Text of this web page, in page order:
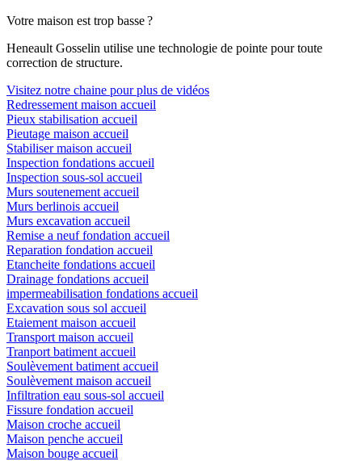
Votre maison est trop basse ?
Heneault Gosselin utilise une technologie de pointe pour toute
correction de structure.
Visitez notre chaine pour plus de vidéos
Redressement maison accueil
Pieux stabilisation accueil
Pieutage maison accueil
Stabiliser maison accueil
Inspection fondations accueil
Inspection sous-sol accueil
Murs soutenement accueil
Murs berlinois accueil
Murs excavation accueil
Remise a neuf fondation accueil
Reparation fondation accueil
Etancheite fondations accueil
Drainage fondations accueil
impermeabilisation fondations accueil
Excavation sous sol accueil
Etaiement maison accueil
Transport maison accueil
Tranport batiment accueil
Soulèvement batiment accueil
Soulèvement maison accueil
Infiltration eau sous-sol accueil
Fissure fondation accueil
Maison croche accueil
Maison penche accueil
Maison bouge accueil